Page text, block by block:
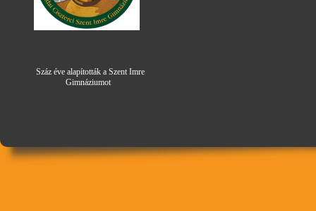
Száz éve alapították a Szent Imre
Gimnáziumot